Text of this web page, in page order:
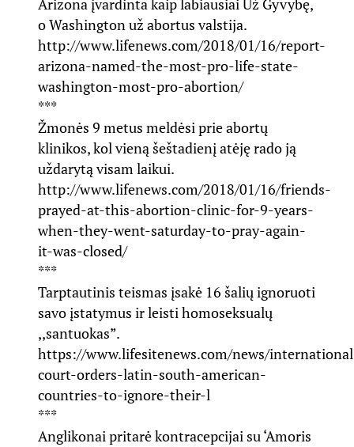
Arizona įvardinta kaip labiausiai Už Gyvybę,
o Washington už abortus valstija.
http://www.lifenews.com/2018/01/16/report-
arizona-named-the-most-pro-life-state-
washington-most-pro-abortion/
***
Žmonės 9 metus meldėsi prie abortų
klinikos, kol vieną šeštadienį atėję rado ją
uždarytą visam laikui.
http://www.lifenews.com/2018/01/16/friends-
prayed-at-this-abortion-clinic-for-9-years-
when-they-went-saturday-to-pray-again-
it-was-closed/
***
Tarptautinis teismas įsakė 16 šalių ignoruoti
savo įstatymus ir leisti homoseksualų
,,santuokas”.
https://www.lifesitenews.com/news/
court-orders-latin-south-american-
countries-to-ignore-their-l
***
Anglikonai pritarė kontracepcijai su ‘Amoris